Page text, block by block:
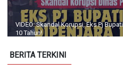
VIDEO: Skandal Korupsi, Eks Pj
10 Tahun!
BERITA TERKINI